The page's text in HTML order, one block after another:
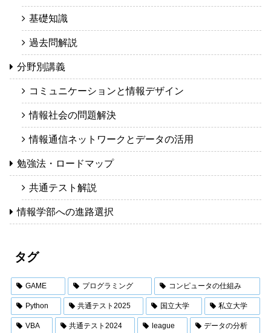
基礎知識
過去問解説
分野別講義
コミュニケーションと情報デザイン
情報社会の問題解決
情報通信ネットワークとデータの活用
勉強法・ロードマップ
共通テスト解説
情報学部への進路選択
タグ
GAME プログラミング コンピュータの仕組み
Python 共通テスト2025 国立大学 私立大学
VBA 共通テスト2024 league データの分析